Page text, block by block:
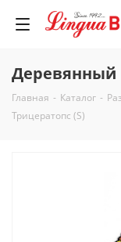
Деревянный
Главная - Каталог -
Трицератопс (S)